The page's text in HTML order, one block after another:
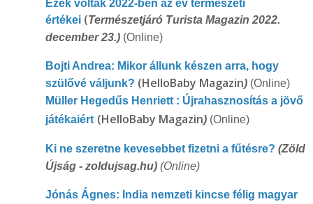
Ezek voltak 2022-ben az év természeti
értékei (Természetjáró Turista Magazin 2022.
december 23.) (Online)
Bojti Andrea: Mikor állunk készen arra, hogy
szülővé váljunk? (HelloBaby Magazin) (Online)
Müller Hegedűs Henriett : Újrahasznosítás a jövő
játékaiért (HelloBaby Magazin) (Online)
Ki ne szeretne kevesebbet fizetni a fűtésre? (Zöld
Újság - zoldujsag.hu) (Online)
Jónás Ágnes: India nemzeti kincse félig magyar